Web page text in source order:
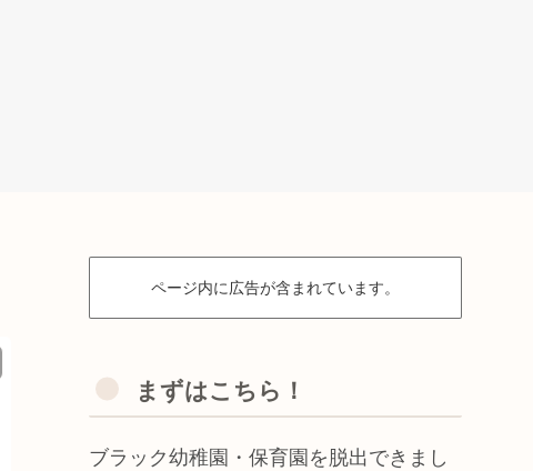
ページ内に広告が含まれています。
まずはこちら！
ブラック幼稚園・保育園を脱出できまし